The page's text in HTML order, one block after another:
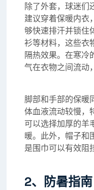
除了外套，球迷们
建议穿着保暖内衣
够快速排汗并锁住
衫等材料，这些衣
隔热效果。在寒冷
气在衣物之间流动
脚部和手部的保暖
体血液流动较慢，
可以选择加厚的羊
暖。此外，帽子和
是围巾可以有效阻
2、防暑指